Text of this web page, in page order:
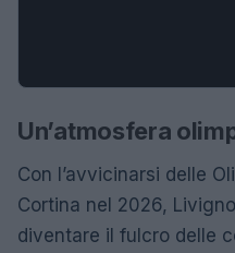
Un’atmosfera
Con l’avvicinarsi delle
Cortina nel 2026,
diventare il fulcro delle